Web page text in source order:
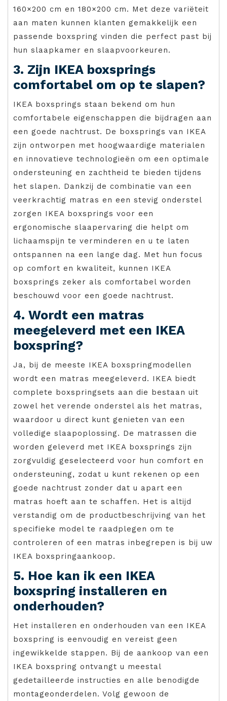
160×200 cm en 180×200 cm. Met deze variëteit
aan maten kunnen klanten gemakkelijk een
passende boxspring vinden die perfect past bij
hun slaapkamer en slaapvoorkeuren.
3. Zijn IKEA boxsprings
comfortabel om op te slapen?
IKEA boxsprings staan bekend om hun
comfortabele eigenschappen die bijdragen aan
een goede nachtrust. De boxsprings van IKEA
zijn ontworpen met hoogwaardige materialen
en innovatieve technologieën om een optimale
ondersteuning en zachtheid te bieden tijdens
het slapen. Dankzij de combinatie van een
veerkrachtig matras en een stevig onderstel
zorgen IKEA boxsprings voor een
ergonomische slaapervaring die helpt om
lichaamspijn te verminderen en u te laten
ontspannen na een lange dag. Met hun focus
op comfort en kwaliteit, kunnen IKEA
boxsprings zeker als comfortabel worden
beschouwd voor een goede nachtrust.
4. Wordt een matras
meegeleverd met een IKEA
boxspring?
Ja, bij de meeste IKEA boxspringmodellen
wordt een matras meegeleverd. IKEA biedt
complete boxspringsets aan die bestaan uit
zowel het verende onderstel als het matras,
waardoor u direct kunt genieten van een
volledige slaapoplossing. De matrassen die
worden geleverd met IKEA boxsprings zijn
zorgvuldig geselecteerd voor hun comfort en
ondersteuning, zodat u kunt rekenen op een
goede nachtrust zonder dat u apart een
matras hoeft aan te schaffen. Het is altijd
verstandig om de productbeschrijving van het
specifieke model te raadplegen om te
controleren of een matras inbegrepen is bij uw
IKEA boxspringaankoop.
5. Hoe kan ik een IKEA
boxspring installeren en
onderhouden?
Het installeren en onderhouden van een IKEA
boxspring is eenvoudig en vereist geen
ingewikkelde stappen. Bij de aankoop van een
IKEA boxspring ontvangt u meestal
gedetailleerde instructies en alle benodigde
montageonderdelen. Volg gewoon de